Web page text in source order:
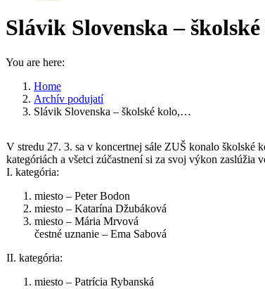
Slávik Slovenska –
You are here:
Home
Archív podujatí
Slávik Slovenska – školské kolo,…
V stredu 27. 3. sa v koncertnej sále ZUŠ konalo školské
kategóriách a všetci zúčastnení si za svoj výkon
I. kategória:
miesto – Peter Bodon
miesto – Katarína Džubáková
miesto – Mária Mrvová
čestné uznanie – Ema Sabová
II. kategória:
miesto – Patrícia Rybanská